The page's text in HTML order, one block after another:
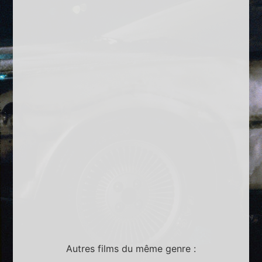
Autres films du même genre :